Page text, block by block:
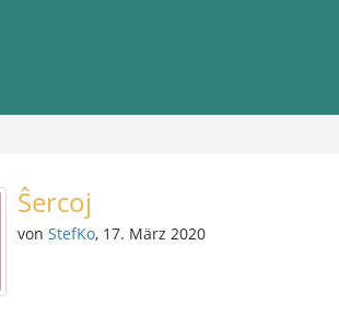
Ŝercoj
von StefKo, 17. März 2020